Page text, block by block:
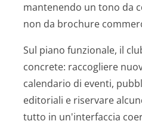
mantenendo un tono da
non da brochure
Sul piano funzionale, il
concrete: raccogliere
calendario di eventi,
editoriali e riservare
tutto in un'interfaccia